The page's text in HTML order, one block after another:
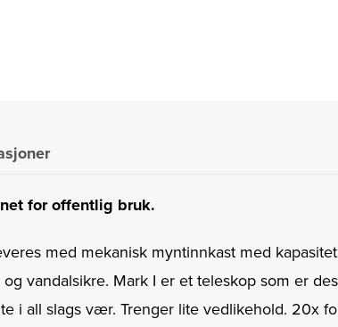
for offentlig bruk.
med mekanisk myntinnkast med
vandalsikre. Mark I er et teleskop som er
i all slags vær. Trenger lite vedlikehold. 20x